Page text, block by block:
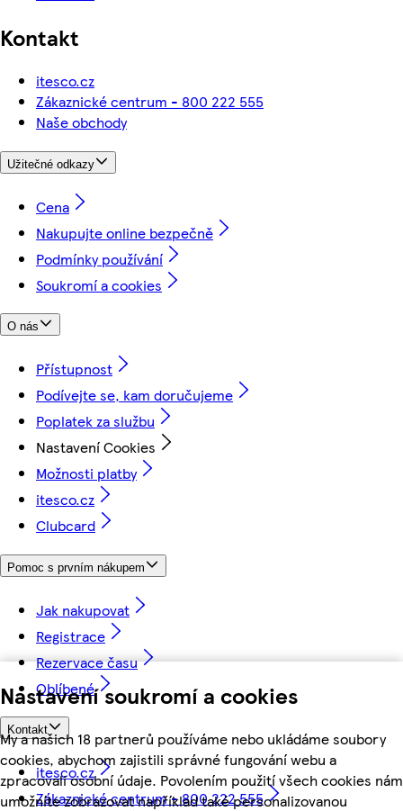
Nastavení soukromí a cookies
My a našich 18 partnerů používáme nebo ukládáme soubory
cookies, abychom zajistili správné fungování webu a
zpracovali osobní údaje. Povolením použití všech cookies nám
umožníte zobrazovat například také personalizovanou
Kontakt
itesco.cz
Zákaznické centrum - 800 222 555
Naše obchody
Užitečné odkazy
Cena
Nakupujte online bezpečně
Podmínky používání
Soukromí a cookies
O nás
Přístupnost
Podívejte se, kam doručujeme
Poplatek za službu
Nastavení Cookies
Možnosti platby
itesco.cz
Clubcard
Pomoc s prvním nákupem
Jak nakupovat
Registrace
Rezervace času
Oblíbené
Kontakt
itesco.cz
Zákaznické centrum - 800 222 555